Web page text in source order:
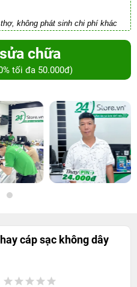
không phát sinh chi phí khác
chữa
tối đa 50.000đ)
cáp sạc không dây